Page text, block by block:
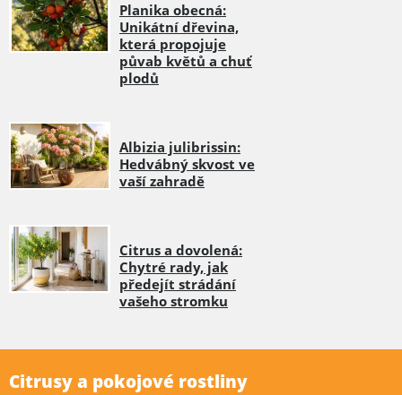
Planika obecná:
Unikátní dřevina,
která propojuje
půvab květů a chuť
plodů
Albizia julibrissin:
Hedvábný skvost ve
vaší zahradě
Citrus a dovolená:
Chytré rady, jak
předejít strádání
vašeho stromku
Citrusy a pokojové rostliny